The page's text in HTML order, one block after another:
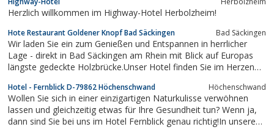
Herzlich willkommen im Highway-Hotel Herbolzheim!
Hote Restaurant Goldener Knopf Bad Säckingen Bad Säckingen
Wir laden Sie ein zum Genießen und Entspannen in herrlicher
Lage - direkt in Bad Säckingen am Rhein mit Blick auf Europas
längste gedeckte Holzbrücke.Unser Hotel finden Sie im Herzen
Schweiz und Frankreich.Ob Familienfest, Hochzeit, Versammlung
oder Tagung:...
Hotel - Fernblick D-79862 Höchenschwand Höchenschwand
Wollen Sie sich in einer einzigartigen Naturkulisse verwöhnen
lassen und gleichzeitig etwas für Ihre Gesundheit tun? Wenn ja,
dann sind Sie bei uns im Hotel Fernblick genau richtig!In unserem